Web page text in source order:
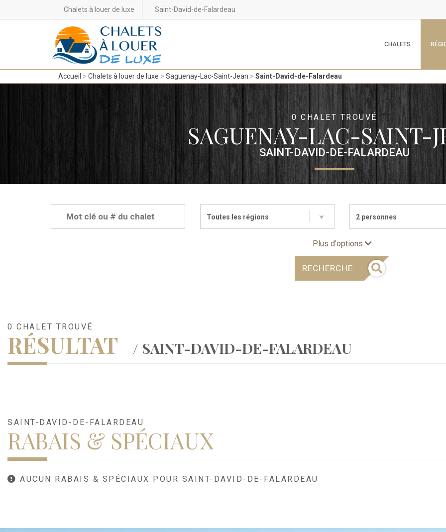
Chalets à louer de luxe Saint-David-de-Falardeau
CHALETS
Accueil Chalets à louer de luxe Saguenay-Lac-Saint-Jean Saint-David-de-Falardeau
0 CHALET TROUVÉ
SAGUENAY-LAC-SAINT-
SAINT-DAVID-DE-FALARDEAU
Toutes les régions 2 personnes
Plus d'options
RECHERCHE
0 CHALET TROUVÉ
RÉSULTAT / SAINT-DAVID-DE-FALARDEAU
SAINT-DAVID-DE-FALARDEAU
RABAIS & SPÉCIAUX
AUCUN RABAIS & SPÉCIAUX POUR SAINT-DAVID-DE-FALARDEAU